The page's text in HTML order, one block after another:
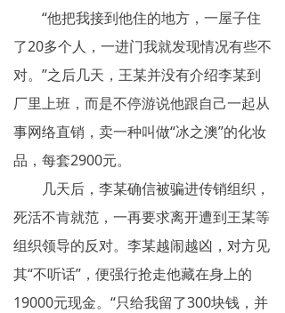
“他把我接到他住的地方，一屋子住
了20多个人，一进门我就发现情况有些不
对。”之后几天，王某并没有介绍李某到
厂里上班，而是不停游说他跟自己一起从
事网络直销，卖一种叫做“冰之澳”的化妆
品，每套2900元。
几天后，李某确信被骗进传销组织，
死活不肯就范，一再要求离开遭到王某等
组织领导的反对。李某越闹越凶，对方见
其“不听话”，便强行抢走他藏在身上的
19000元现金。“只给我留了300块钱，并